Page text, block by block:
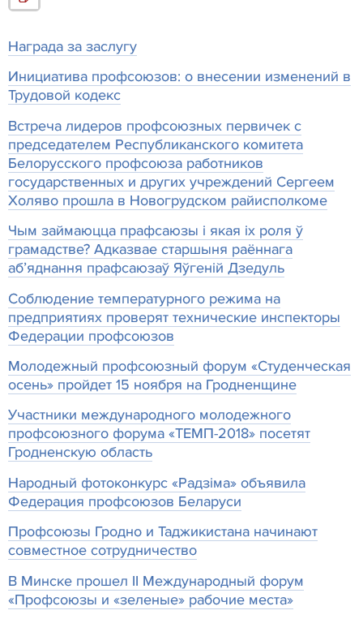
Награда за заслугу
Инициатива профсоюзов: о внесении изменений в
Трудовой кодекс
Встреча лидеров профсоюзных первичек с
председателем Республиканского комитета
Белорусского профсоюза работников
государственных и других учреждений Сергеем
Холяво прошла в Новогрудском райисполкоме
Чым займаюцца прафсаюзы і якая іх роля ў
грамадстве? Адказвае старшыня раённага
аб’яднання прафсаюзаў Яўгеній Дзедуль
Соблюдение температурного режима на
предприятиях проверят технические инспекторы
Федерации профсоюзов
Молодежный профсоюзный форум «Студенческая
осень» пройдет 15 ноября на Гродненщине
Участники международного молодежного
профсоюзного форума «ТЕМП-2018» посетят
Гродненскую область
Народный фотоконкурс «Радзіма» объявила
Федерация профсоюзов Беларуси
Профсоюзы Гродно и Таджикистана начинают
совместное сотрудничество
В Минске прошел II Международный форум
«Профсоюзы и «зеленые» рабочие места»